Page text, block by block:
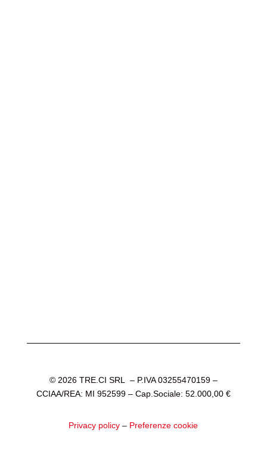
© 2026 TRE.CI SRL – P.IVA 03255470159 –
CCIAA/REA: MI 952599 – Cap.Sociale: 52.000,00 €
Privacy policy – Preferenze cookie